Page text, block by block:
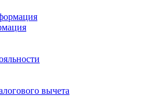
вычета